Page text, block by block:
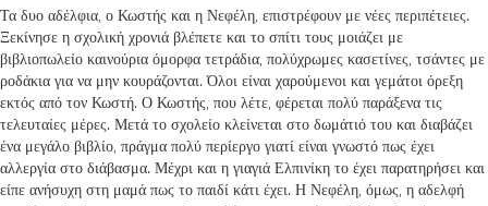
Τα δυο αδέλφια, ο Κωστής και η Νεφέλη, επιστρέφουν με νέες περιπέτειες.
Ξεκίνησε η σχολική χρονιά βλέπετε και το σπίτι τους μοιάζει με
βιβλιοπωλείο καινούρια όμορφα τετράδια, πολύχρωμες κασετίνες, τσάντες με
ροδάκια για να μην κουράζονται. Όλοι είναι χαρούμενοι και γεμάτοι όρεξη
εκτός από τον Κωστή. Ο Κωστής, που λέτε, φέρεται πολύ παράξενα τις
τελευταίες μέρες. Μετά το σχολείο κλείνεται στο δωμάτιό του και διαβάζει
ένα μεγάλο βιβλίο, πράγμα πολύ περίεργο γιατί είναι γνωστό πως έχει
αλλεργία στο διάβασμα. Μέχρι και η γιαγιά Ελπινίκη το έχει παρατηρήσει και
είπε ανήσυχη στη μαμά πως το παιδί κάτι έχει. Η Νεφέλη, όμως, η αδελφή